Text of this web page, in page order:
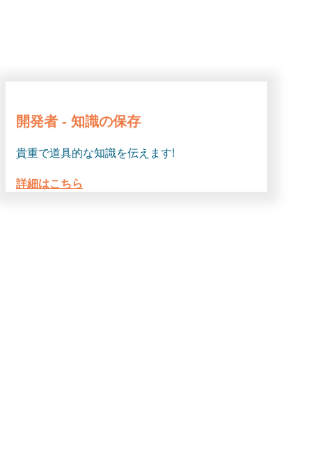
開発者 - 知識の保存
貴重で道具的な知識を伝えます!
詳細はこちら